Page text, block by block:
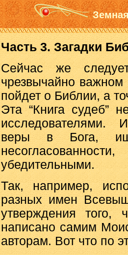
Часть 3. Загадки
Сейчас же
чрезвычайно важном
пойдет о Библии, а
Эта “Книга судеб”
исследователями.
веры в Бога,
убедительными.
Так, например,
разных имен
утверждения того,
написано самим
авторам. Вот что по